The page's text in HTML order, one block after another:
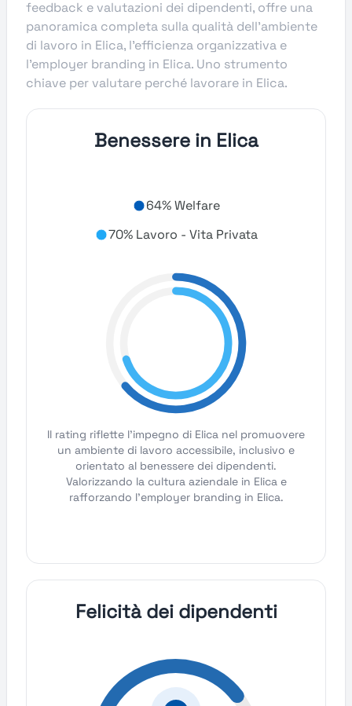
feedback e valutazioni dei dipendenti, offre una
panoramica completa sulla qualità dell’ambiente
di lavoro in Elica, l’efficienza organizzativa e
l’employer branding in Elica. Uno strumento
chiave per valutare perché lavorare in Elica.
Benessere in Elica
64% Welfare
70% Lavoro - Vita Privata
Il rating riflette l'impegno di Elica nel promuovere
un ambiente di lavoro accessibile, inclusivo e
orientato al benessere dei dipendenti.
Valorizzando la cultura aziendale in Elica e
rafforzando l'employer branding in Elica.
Felicità dei dipendenti